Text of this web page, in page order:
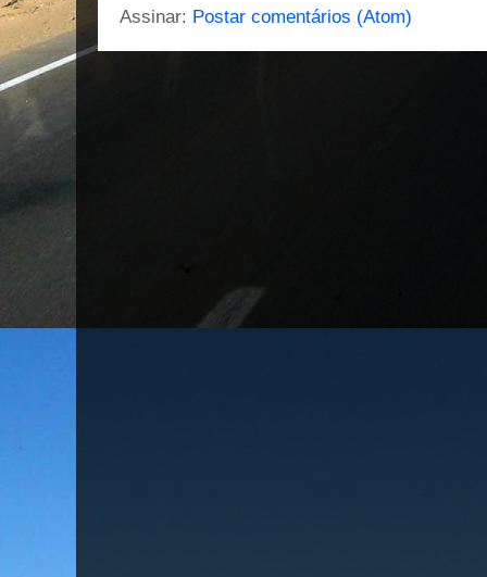
Assinar: Postar comentários (Atom)